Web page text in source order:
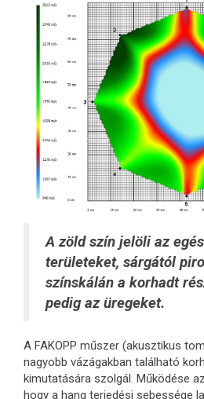
A zöld szín jelöli az
területeket, sárgától
színskálán a korhadt
pedig az üregeket.
A FAKOPP műszer (akusztikus
nagyobb vázágakban található
kimutatására szolgál. Működése
hogy a hang terjedési sebessége